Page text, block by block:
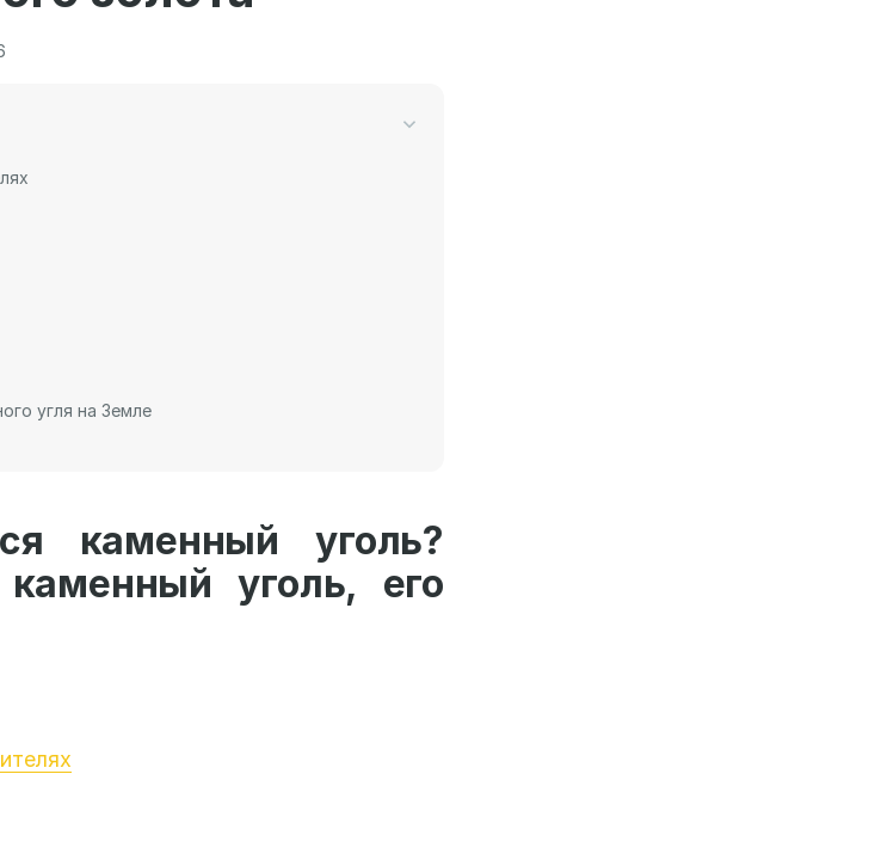
угля на Земле
каменный уголь?
уголь, его